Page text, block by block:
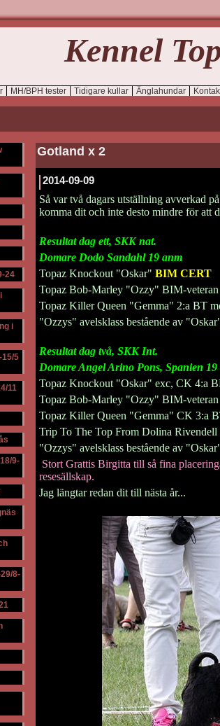
Kennel
MH/BPH tester Tidigare kullar Änglahundar
24
i
15/5
11
9-
8-
Gotland x 2
2014-09-09
Så var två dagars utställning avverkad
komma dit och inte desto mindre för att
Resultat dag ett, SKK nat.
Domare Dodo Sandahl 19 anm
Topaz Knockout "Oskar" BIM CERT
Topaz Bob-Marley "Ozzy" BIM-
Topaz Killer Queen "Gemma" 2:a BT
"Ozzys" avelsklass bestående av
Resultat dag två, SKK Int.
Domare Angel Arino Pons, Spanien 19
Topaz Knockout "Oskar" exc, CK 4:a
Topaz Bob-Marley "Ozzy" BIM-
Topaz Killer Queen "Gemma" CK 3:a
Trip To The Top From Dolina
"Ozzys" avelsklass bestående av
Stort Grattis Birgitta till så fina
resesällskap.
Jag längtar redan dit till nästa år...